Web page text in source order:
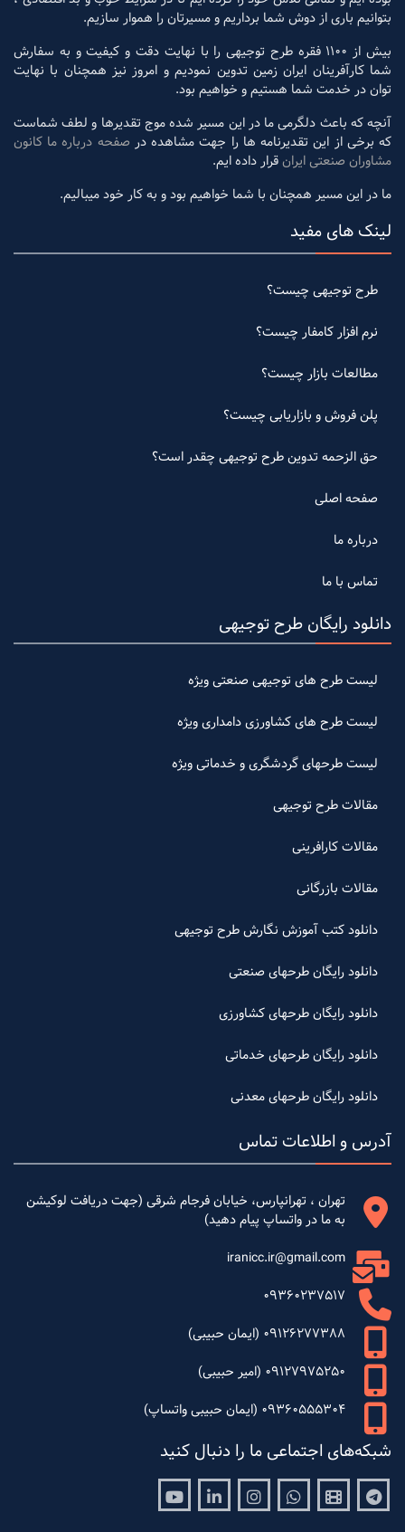
بتوانیم باری از دوش شما برداریم و مسیرتان را هموار سازیم.
بیش از 1100 فقره طرح توجیهی را با نهایت دقت و کیفیت و به سفارش
شما کارآفرینان ایران زمین تدوین نمودیم و امروز نیز همچنان با نهایت
توان در خدمت شما هستیم و خواهیم بود.
آنچه که باعث دلگرمی ما در این مسیر شده موج تقدیرها و لطف شماست
که برخی از این تقدیرنامه ها را جهت مشاهده در صفحه درباره ما کانون
مشاوران صنعتی ایرانقرار داده ایم.
ما در این مسیر همچنان با شما خواهیم بود و به کار خود میبالیم.
لینک های مفید
طرح توجیهی چیست؟
نرم افزار کامفار چیست؟
مطالعات بازار چیست؟
پلن فروش و بازاریابی چیست؟
حق الزحمه تدوین طرح توجیهی چقدر است؟
صفحه اصلی
درباره ما
تماس با ما
دانلود رایگان طرح توجیهی
لیست طرح های توجیهی صنعتی ویژه
لیست طرح های کشاورزی دامداری ویژه
لیست طرحهای گردشگری و خدماتی ویژه
مقالات طرح توجیهی
مقالات کارافرینی
مقالات بازرگانی
دانلود کتب آموزش نگارش طرح توجیهی
دانلود رایگان طرحهای صنعتی
دانلود رایگان طرحهای کشاورزی
دانلود رایگان طرحهای خدماتی
دانلود رایگان طرحهای معدنی
آدرس و اطلاعات تماس
تهران ، تهرانپارس، خیابان فرجام شرقی (جهت دریافت لوکیشن
به ما در واتساپ پیام دهید)
iranicc.ir@gmail.com
09360237517
09126277388 (ایمان حبیبی)
09127975250 (امیر حبیبی)
09360555304 (ایمان حبیبی واتساپ)
شبکه‌های اجتماعی ما را دنبال کنید
Telegram
Aparat
Whatsapp
Instagram
Linkedin
Youtube